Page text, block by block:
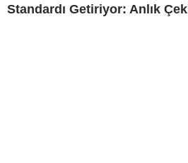
Standardı Getiriyor: Anlık